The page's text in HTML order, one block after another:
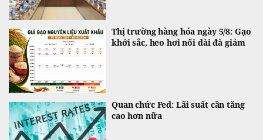
Thị trường hàng hóa ngày 5/8: Gạo
khởi sắc, heo hơi nối dài đà giảm
Quan chức Fed: Lãi suất cần tăng
cao hơn nữa